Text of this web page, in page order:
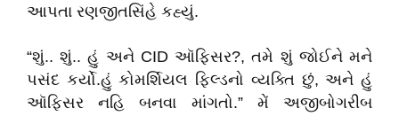
આપતા રણજીતસિંહે કહ્યું.
“શું.. શું.. હું અને CID ઑફિસર?, તમે શું જોઈને મને
પસંદ કર્યો.હું કોમર્શિયલ ફિલ્ડનો વ્યક્તિ છું, અને હું
ઑફિસર નહિ બનવા માંગતો.” મેં અજીબોગરીબ